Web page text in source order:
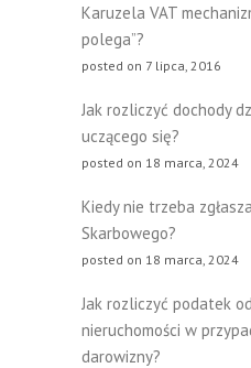
Karuzela VAT
polega”?
posted on 7 lipca, 2016
Jak rozliczyć dochody
uczącego się?
posted on 18 marca, 2024
Kiedy nie trzeba
Skarbowego?
posted on 18 marca, 2024
Jak rozliczyć podatek
nieruchomości w
darowizny?